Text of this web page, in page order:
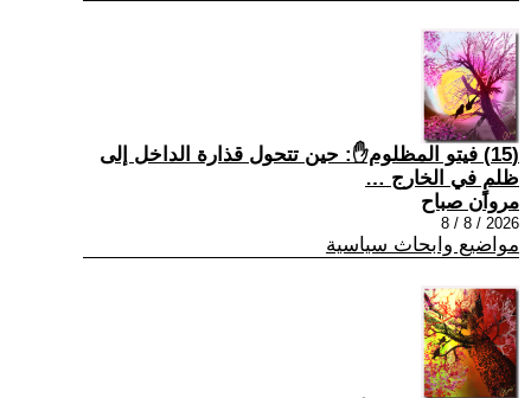
(15) فيتو المظلوم✋: حين تتحول قذارة الداخل إلى
ظلمٍ في الخارج …
مروان صباح
2026 / 8 / 8
مواضيع وابحاث سياسية